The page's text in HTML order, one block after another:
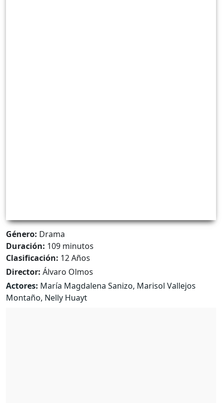
Género: Drama
Duración: 109 minutos
Clasificación: 12 Años
Director: Álvaro Olmos
Actores: María Magdalena Sanizo, Marisol Vallejos
Montaño, Nelly Huayt